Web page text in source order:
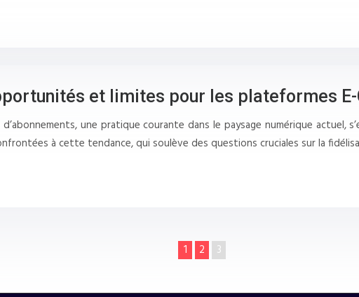
et limites pour les plateformes
une pratique courante dans le paysage numérique actuel,
à cette tendance, qui soulève des questions cruciales sur la
1 2 3